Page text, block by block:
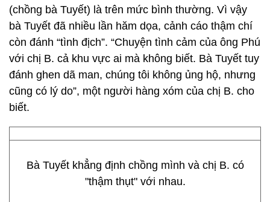
(chồng bà Tuyết) là trên mức bình thường. Vì vậy
bà Tuyết đã nhiều lần hăm dọa, cảnh cáo thậm chí
còn đánh “tình địch”. “Chuyện tình cảm của ông Phú
với chị B. cả khu vực ai mà không biết. Bà Tuyết tuy
đánh ghen dã man, chúng tôi không ủng hộ, nhưng
cũng có lý do”, một người hàng xóm của chị B. cho
biết.
Bà Tuyết khẳng định chồng mình và chị B. có
"thậm thụt" với nhau.